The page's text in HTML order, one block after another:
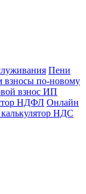
Пени
взносы по-новому
взнос ИП
НДФЛ Онлайн
НДС